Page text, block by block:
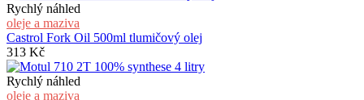
Rychlý náhled
oleje a maziva
Castrol Fork Oil 500ml tlumičový olej
313 Kč
Rychlý náhled
oleje a maziva